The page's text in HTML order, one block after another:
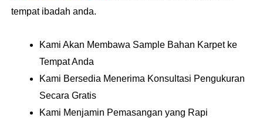
tempat ibadah anda.
Kami Akan Membawa Sample Bahan Karpet ke
Tempat Anda
Kami Bersedia Menerima Konsultasi Pengukuran
Secara Gratis
Kami Menjamin Pemasangan yang Rapi